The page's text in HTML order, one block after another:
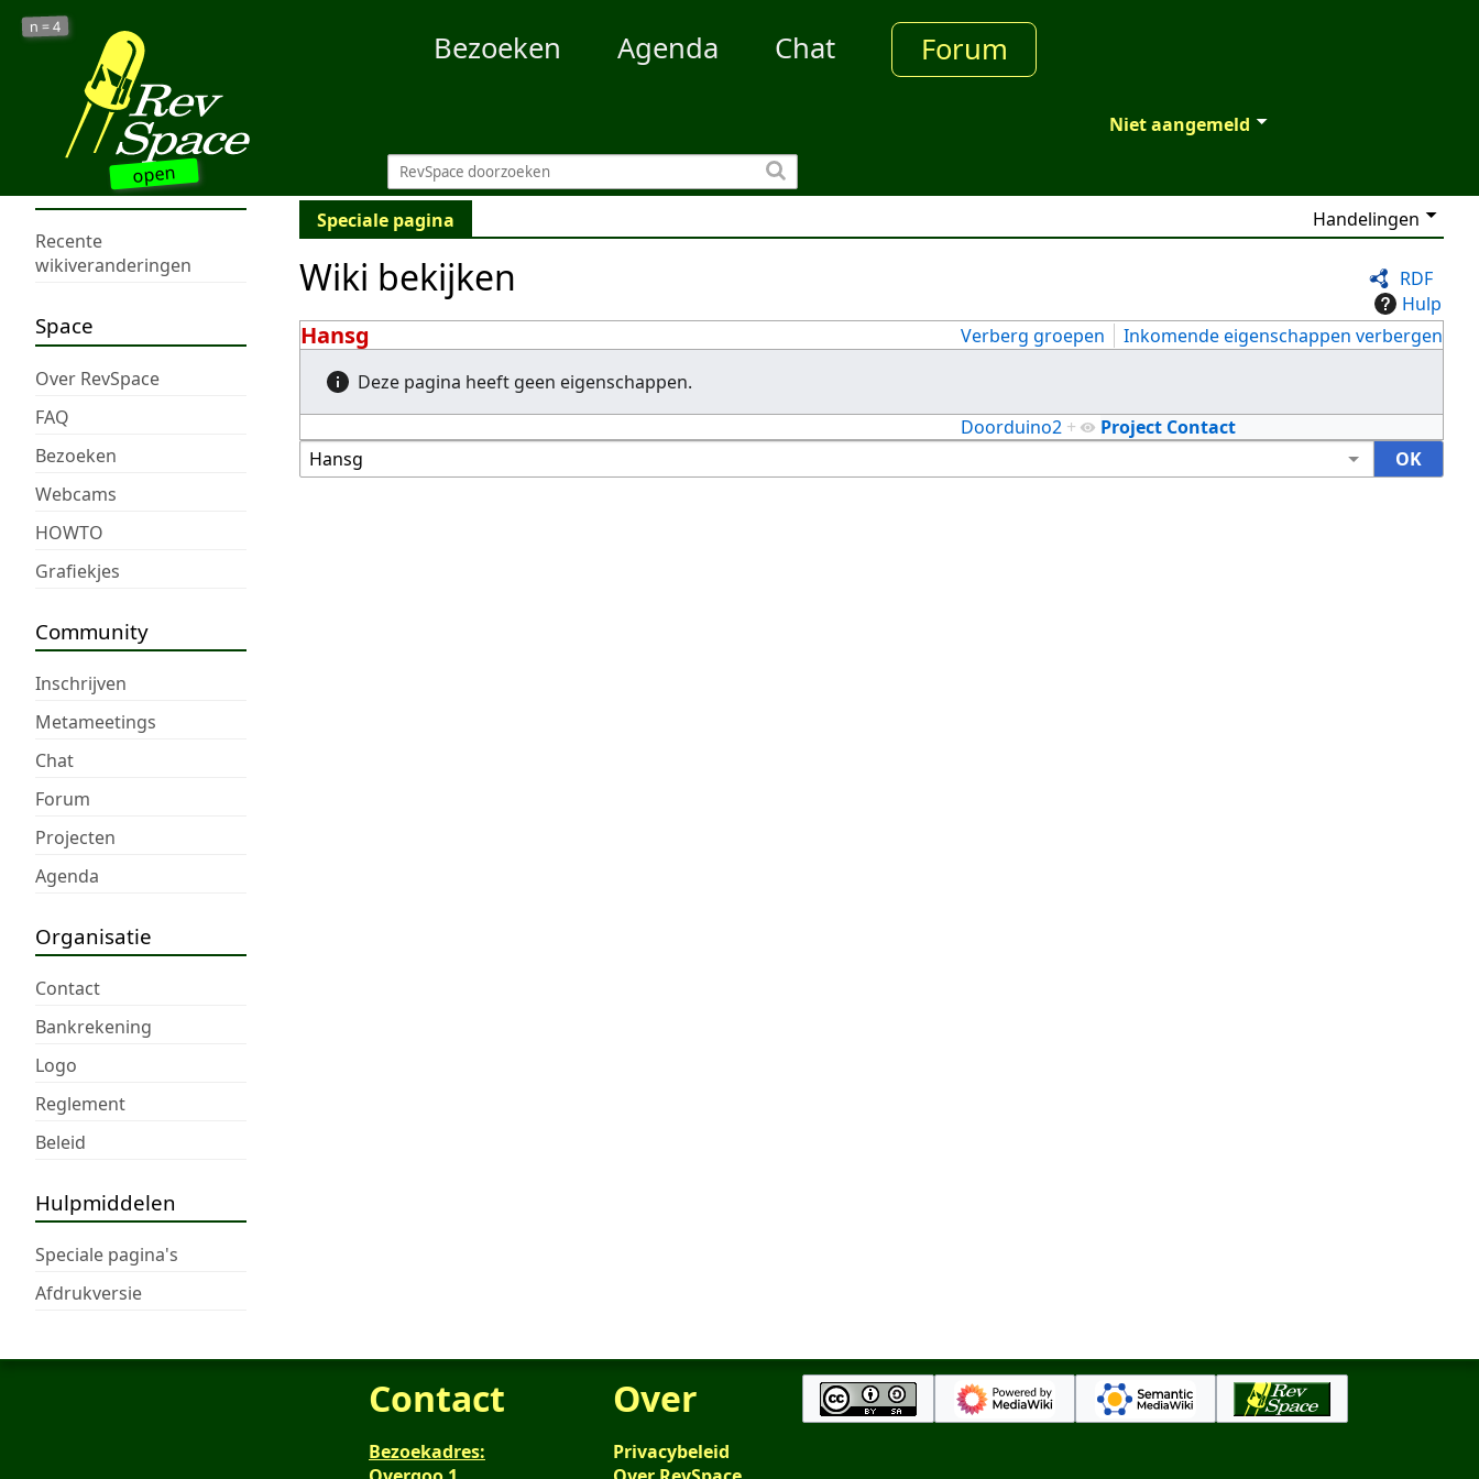
open
n =4
Bezoeken Agenda Chat Forum
Niet aangemeld
Recente
wikiveranderingen
Space
Over RevSpace
FAQ
Bezoeken
Webcams
HOWTO
Grafiekjes
Community
Inschrijven
Metameetings
Chat
Forum
Projecten
Agenda
Organisatie
Contact
Bankrekening
Logo
Reglement
Beleid
Hulpmiddelen
Speciale pagina's
Afdrukversie
Speciale pagina Handelingen
RDF
Hulp
Wiki bekijken
Hansg Verberg groepen
Inkomende eigenschappen verbergen
Deze pagina heeft geen eigenschappen.
Project Contact
Doorduino2 +
Contact
Bezoekadres:
Over
Privacybeleid